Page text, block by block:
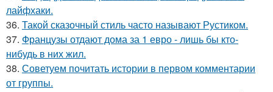
лайфхаки.
36. Такой сказочный стиль часто называют Рустиком.
37. Французы отдают дома за 1 евро - лишь бы кто-
нибудь в них жил.
38. Советуем почитать истории в первом комментарии
от группы.